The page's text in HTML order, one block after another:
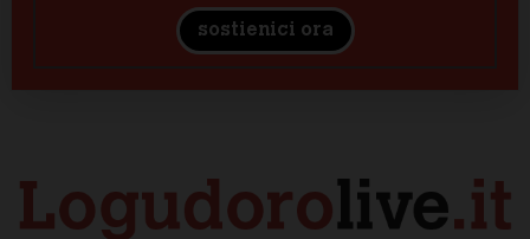
sostienici ora